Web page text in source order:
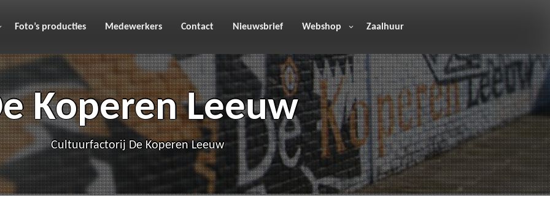
Foto’s producties Medewerkers Contact Nieuwsbrief Webshop Zaalhuur
Koperen Leeuw
Cultuurfactorij De Koperen Leeuw